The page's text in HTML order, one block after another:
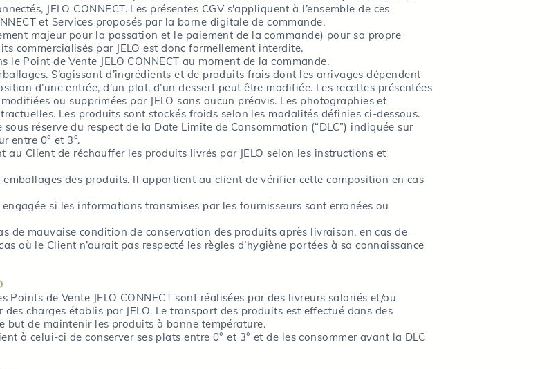
JELO CONNECT. Les présentes CGV s'appliquent à l’ensemble de ces
et Services proposés par la borne digitale de commande.
majeur pour la passation et le paiement de la commande) pour sa propre
commercialisés par JELO est donc formellement interdite.
Point de Vente JELO CONNECT au moment de la commande.
S’agissant d’ingrédients et de produits frais dont les arrivages dépendent
d’une entrée, d’un plat, d’un dessert peut être modifiée. Les recettes présentées
ou supprimées par JELO sans aucun préavis. Les photographies et
Les produits sont stockés froids selon les modalités définies ci-dessous.
réserve du respect de la Date Limite de Consommation (“DLC”) indiquée sur
entre 0° et 3°.
au Client de réchauffer les produits livrés par JELO selon les instructions et
des produits. Il appartient au client de vérifier cette composition en cas
si les informations transmises par les fournisseurs sont erronées ou
de mauvaise condition de conservation des produits après livraison, en cas de
où le Client n’aurait pas respecté les règles d’hygiène portées à sa connaissance
Points de Vente JELO CONNECT sont réalisées par des livreurs salariés et/ou
charges établis par JELO. Le transport des produits est effectué dans des
but de maintenir les produits à bonne température.
à celui-ci de conserver ses plats entre 0° et 3° et de les consommer avant la DLC